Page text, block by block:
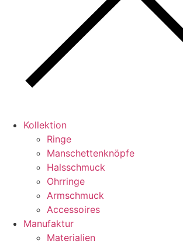
Kollektion
Ringe
Manschettenknöpfe
Halsschmuck
Ohrringe
Armschmuck
Accessoires
Manufaktur
Materialien